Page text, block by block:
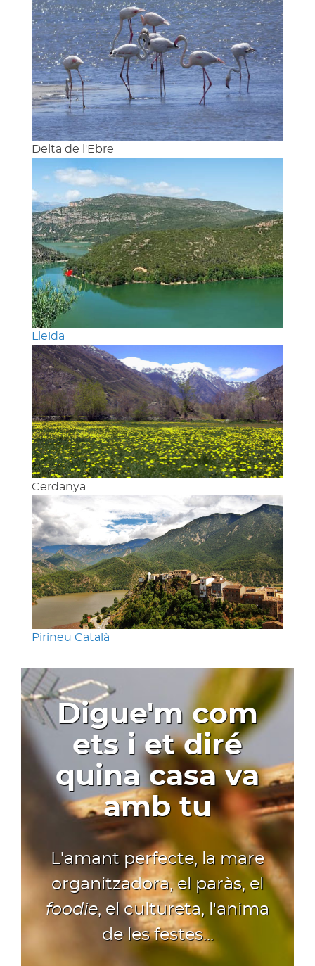
Delta de l'Ebre
Lleida
Cerdanya
Pirineu Català
Digue'm com
ets i et diré
quina casa va
amb tu
L'amant perfecte, la mare
organitzadora, el paràs, el
foodie, el cultureta, l'anima
de les festes...